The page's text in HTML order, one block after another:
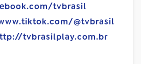
tvbrasil
@tvbrasil
tvbrasilplay.com.br